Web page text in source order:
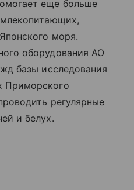
еще больше
моря.
оборудования АО
базы исследования
Приморского
регулярные
и белух.